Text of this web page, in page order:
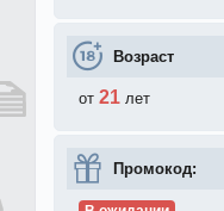
Возраст
от 21 лет
Промокод: